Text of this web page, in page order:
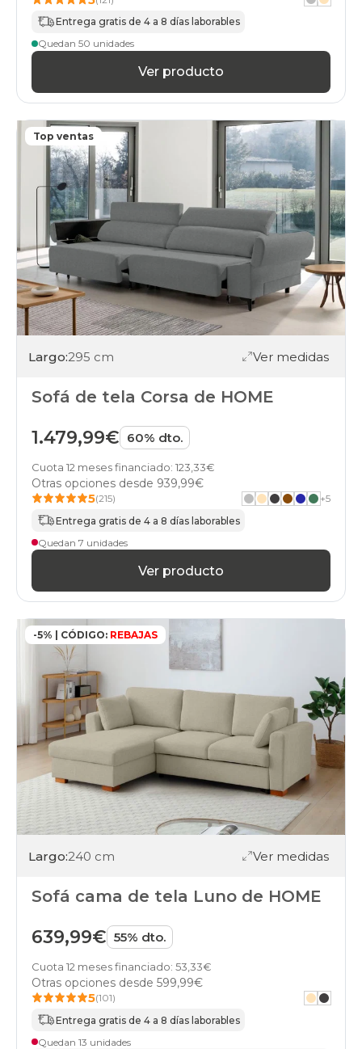
Entrega gratis de 4 a 8 días laborables
Quedan 50 unidades
Ver producto
Top ventas
Largo:295 cm Ver medidas
Sofá de tela Corsa de HOME
1.479,99€ 60% dto.
Cuota 12 meses financiado: 123,33€
Otras opciones desde 939,99€
5(215) +5
Entrega gratis de 4 a 8 días laborables
Quedan 7 unidades
Ver producto
-5% | CÓDIGO: REBAJAS
Largo:240 cm Ver medidas
Sofá cama de tela Luno de HOME
639,99€ 55% dto.
Cuota 12 meses financiado: 53,33€
Otras opciones desde 599,99€
5(101)
Entrega gratis de 4 a 8 días laborables
Quedan 13 unidades